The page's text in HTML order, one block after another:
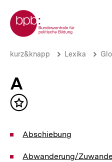
zum
Seiteninhalt
springen
Zur Startseite der bpb
Brotkrümelnavigation
kurz&knapp Lexika
A
Inhalt
Abschiebung
Abwanderung/